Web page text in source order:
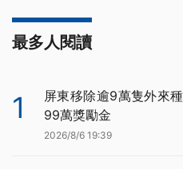
最多人閱讀
1
屏東移除逾9萬隻外來
99萬獎勵金
2026/8/6 19:39